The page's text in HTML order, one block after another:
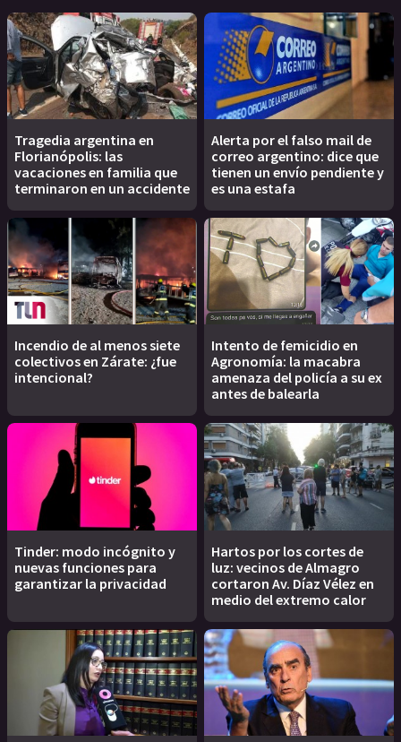
Tragedia argentina en
Florianópolis: las
vacaciones en familia que
terminaron en un accidente
Alerta por el falso mail de
correo argentino: dice que
tienen un envío pendiente y
es una estafa
Incendio de al menos siete
colectivos en Zárate: ¿fue
intencional?
Intento de femicidio en
Agronomía: la macabra
amenaza del policía a su ex
antes de balearla
Tinder: modo incógnito y
nuevas funciones para
garantizar la privacidad
Hartos por los cortes de
luz: vecinos de Almagro
cortaron Av. Díaz Vélez en
medio del extremo calor